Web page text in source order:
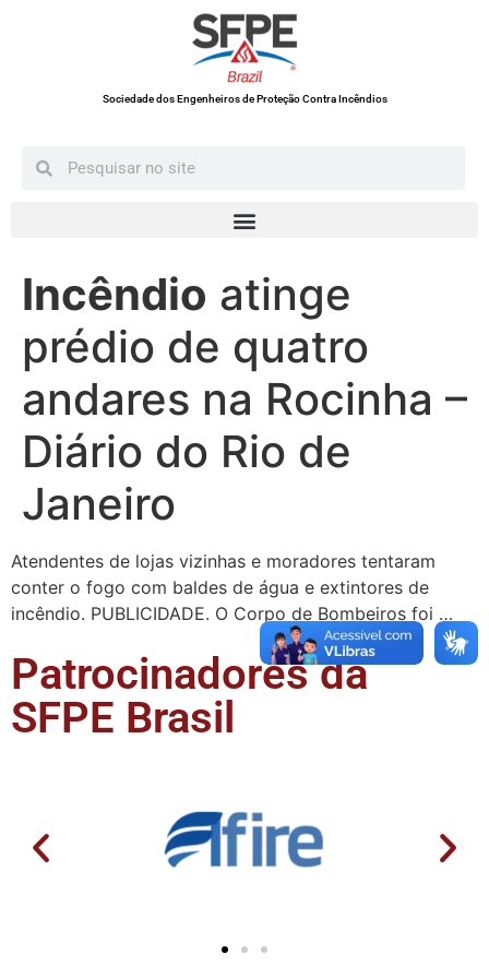
Sociedade dos Engenheiros de Proteção Contra Incêndios
Incêndio atinge
prédio de quatro
andares na Rocinha –
Diário do Rio de
Janeiro
Atendentes de lojas vizinhas e moradores tentaram
conter o fogo com baldes de água e extintores de
incêndio. PUBLICIDADE. O Corpo de Bombeiros foi …
Patrocinadores da
SFPE Brasil